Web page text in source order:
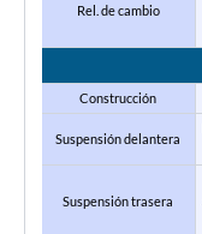
Rel. de cambio
Construcción
Suspensión delantera
Suspensión trasera